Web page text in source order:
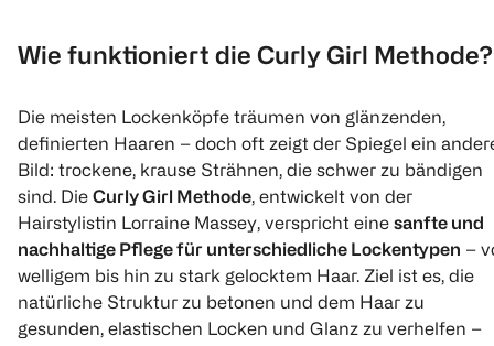
Wie funktioniert die Curly Girl Methode?
Die meisten Lockenköpfe träumen von glänzenden,
definierten Haaren – doch oft zeigt der Spiegel ein
Bild: trockene, krause Strähnen, die schwer zu bändigen
sind. Die Curly Girl Methode , entwickelt von der
Hairstylistin Lorraine Massey, verspricht eine sanfte und
nachhaltige Pflege für unterschiedliche Lockentypen –
welligem bis hin zu stark gelocktem Haar. Ziel ist es, die
natürliche Struktur zu betonen und dem Haar zu
gesunden, elastischen Locken und Glanz zu verhelfen –